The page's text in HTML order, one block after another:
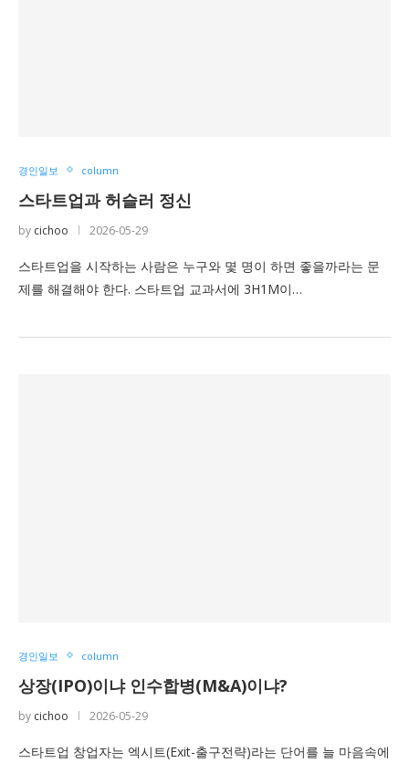
경인일보 column
스타트업과 허슬러 정신
by cichoo 2026-05-29
스타트업을 시작하는 사람은 누구와 몇 명이 하면 좋을까라는 문
제를 해결해야 한다. 스타트업 교과서에 3H1M이…
경인일보 column
상장(IPO)이냐 인수합병(M&A)이냐?
by cichoo 2026-05-29
스타트업 창업자는 엑시트(Exit-출구전략)라는 단어를 늘 마음속에